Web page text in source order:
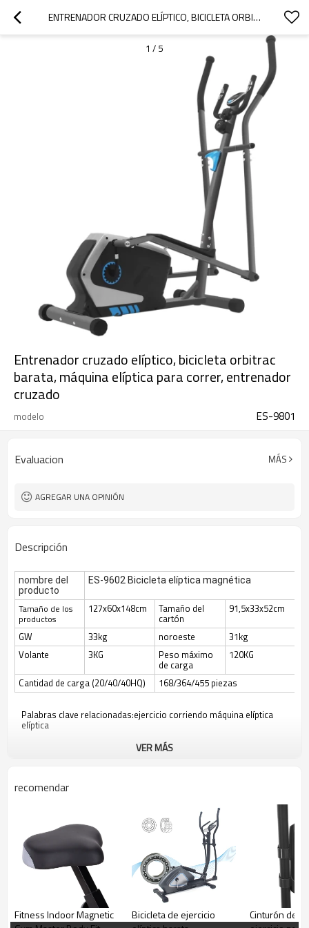
ENTRENADOR CRUZADO ELÍPTICO, BICICLETA ORBITRAC BARATA, MÁQUINA ELÍPTICA PARA CORRER, ENTRENADOR CRUZADO
1 / 5
Entrenador cruzado elíptico, bicicleta orbitrac
barata, máquina elíptica para correr, entrenador
cruzado
modelo ES-9801
Evaluacion MÁS
AGREGAR UNA OPINIÓN
Descripción
nombre del
producto
ES-9602 Bicicleta elíptica magnética
Tamaño de los
productos
127x60x148cm Tamaño del
cartón
91,5x33x52cm
GW 33kg noroeste
31kg
Volante
3KG Peso máximo
de carga
120KG
Cantidad de carga (20/40/40HQ) 168/364/455 piezas
Palabras clave relacionadas:ejercicio corriendo máquina elíptica
elíptica
VER MÁS
recomendar
Fitness Indoor Magnetic
Bicicleta de ejercicio
Cinturón de